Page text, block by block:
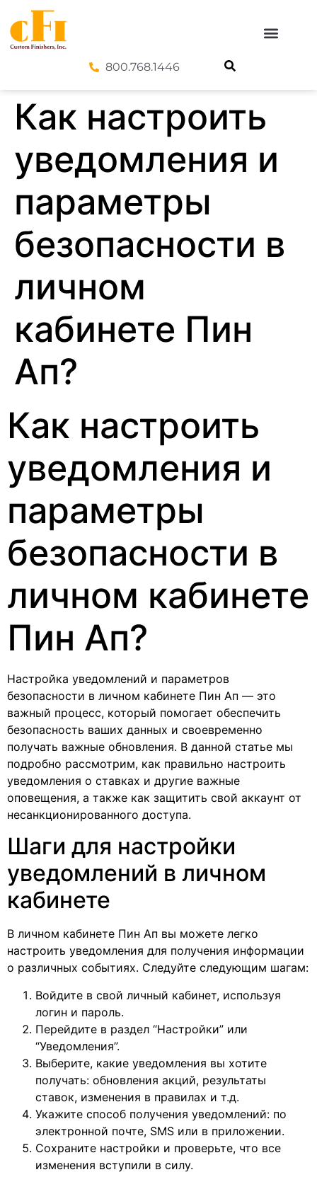
800.768.1446
Как настроить
уведомления и
параметры
безопасности в
личном
кабинете Пин
Ап?
Как настроить
уведомления и
параметры
безопасности в
личном кабинете
Пин Ап?
Настройка уведомлений и параметров
безопасности в личном кабинете Пин Ап — это
важный процесс, который помогает обеспечить
безопасность ваших данных и своевременно
получать важные обновления. В данной статье мы
подробно рассмотрим, как правильно настроить
уведомления о ставках и другие важные
оповещения, а также как защитить свой аккаунт от
несанкционированного доступа.
Шаги для настройки
уведомлений в личном
кабинете
В личном кабинете Пин Ап вы можете легко
настроить уведомления для получения информации
о различных событиях. Следуйте следующим шагам:
Войдите в свой личный кабинет, используя
логин и пароль.
Перейдите в раздел “Настройки” или
“Уведомления”.
Выберите, какие уведомления вы хотите
получать: обновления акций, результаты
ставок, изменения в правилах и т.д.
Укажите способ получения уведомлений: по
электронной почте, SMS или в приложении.
Сохраните настройки и проверьте, что все
изменения вступили в силу.